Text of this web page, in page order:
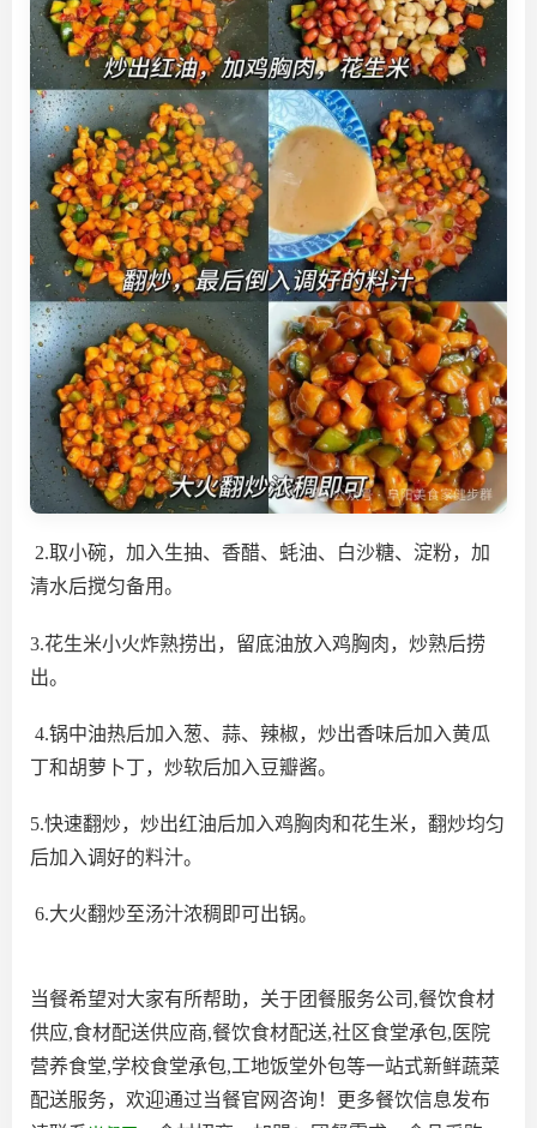
2.取小碗，加入生抽、香醋、蚝油、白沙糖、淀粉，加
清水后搅匀备用。
3.花生米小火炸熟捞出，留底油放入鸡胸肉，炒熟后捞
出。
4.锅中油热后加入葱、蒜、辣椒，炒出香味后加入黄瓜
丁和胡萝卜丁，炒软后加入豆瓣酱。
5.快速翻炒，炒出红油后加入鸡胸肉和花生米，翻炒均匀
后加入调好的料汁。
6.大火翻炒至汤汁浓稠即可出锅。
当餐希望对大家有所帮助，关于团餐服务公司,餐饮食材
供应,食材配送供应商,餐饮食材配送,社区食堂承包,医院
营养食堂,学校食堂承包,工地饭堂外包等一站式新鲜蔬菜
配送服务，欢迎通过当餐官网咨询！更多餐饮信息发布